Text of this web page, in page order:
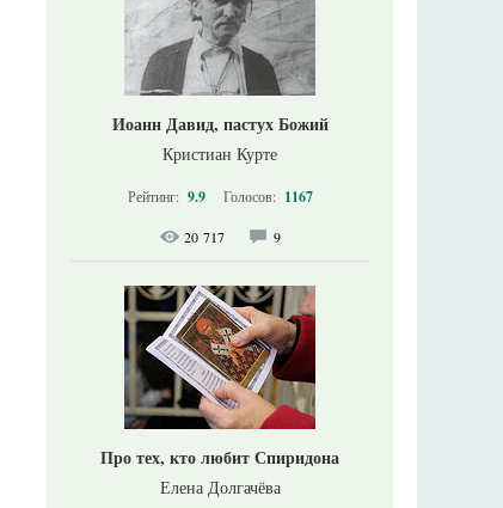
Иоанн Давид, пастух Божий
Кристиан Курте
Рейтинг: 9.9 Голосов: 1167
20 717 9
Про тех, кто любит Спиридона
Елена Долгачёва